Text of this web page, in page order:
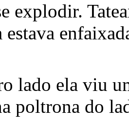
explodir.
estava
lado ela viu
poltrona do